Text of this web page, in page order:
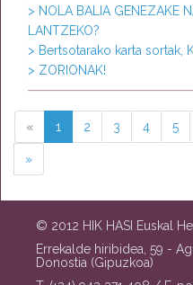
> NOLA BALIA GENEZAKE
LANTZEKO?
> Bertsotarako karta sortak,
> ZORIONAK!
« 1 2 3 4 5
»
© 2012 HIK HASI Euskal
Errekalde hiribidea, 59 -
Donostia (Gipuzkoa)